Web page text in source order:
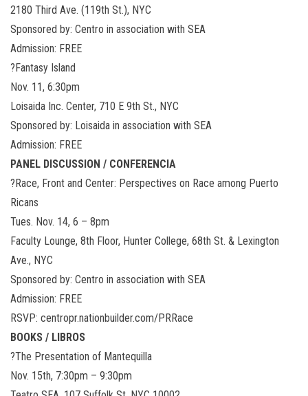
2180 Third Ave. (119th St.), NYC
Sponsored by: Centro in association with SEA
Admission: FREE
?Fantasy Island
Nov. 11, 6:30pm
Loisaida Inc. Center, 710 E 9th St., NYC
Sponsored by: Loisaida in association with SEA
Admission: FREE
PANEL DISCUSSION / CONFERENCIA
?Race, Front and Center: Perspectives on Race among Puerto
Ricans
Tues. Nov. 14, 6 – 8pm
Faculty Lounge, 8th Floor, Hunter College, 68th St. & Lexington
Ave., NYC
Sponsored by: Centro in association with SEA
Admission: FREE
RSVP: centropr.nationbuilder.com/PRRace
BOOKS / LIBROS
?The Presentation of Mantequilla
Nov. 15th, 7:30pm – 9:30pm